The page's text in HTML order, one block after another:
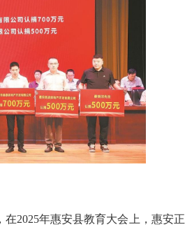
2025年惠安县教育大会上，惠安